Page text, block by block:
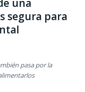
una
segura para
pasa por la